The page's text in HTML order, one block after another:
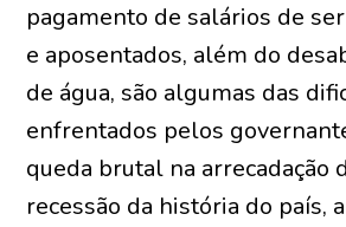
pagamento de salários de
e aposentados, além do
de água, são algumas das
enfrentados pelos
queda brutal na arrecadação
recessão da história do país,